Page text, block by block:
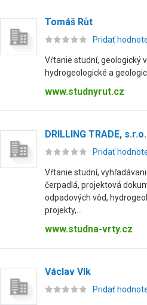
Tomáš Růt
Pridať
Vŕtanie studní, geologický
hydrogeologické a
www.studnyrut.cz
DRILLING TRADE, s.r.o.
Pridať
Vŕtanie studní,
čerpadlá, projektová
odpadových vôd,
projekty,...
www.studna-vrty.cz
Václav Vlk
Pridať